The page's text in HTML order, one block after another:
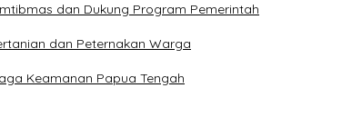
dan Dukung Program Pemerintah
dan Peternakan Warga
Keamanan Papua Tengah